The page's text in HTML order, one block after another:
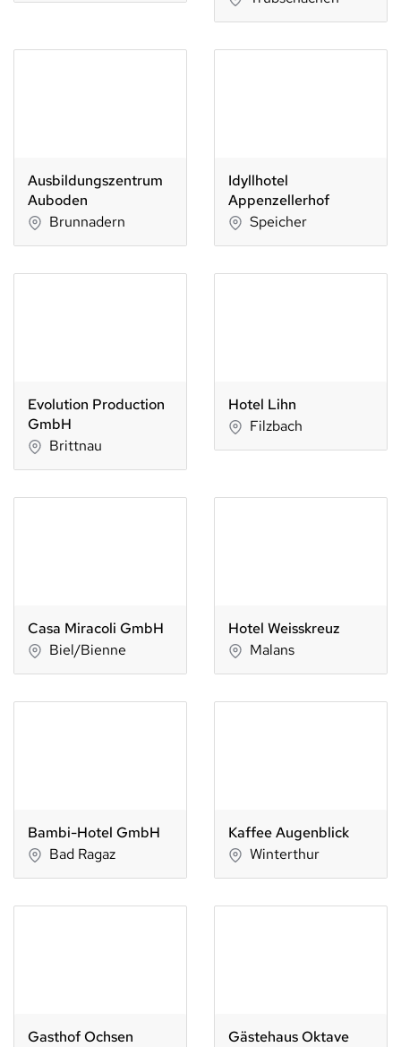
Ausbildungszentrum
Auboden
Brunnadern
Idyllhotel
Appenzellerhof
Speicher
Evolution Production
GmbH
Brittnau
Hotel Lihn
Filzbach
Casa Miracoli GmbH
Biel/Bienne
Hotel Weisskreuz
Malans
Bambi-Hotel GmbH
Bad Ragaz
Kaffee Augenblick
Winterthur
Gasthof Ochsen
Gästehaus Oktave